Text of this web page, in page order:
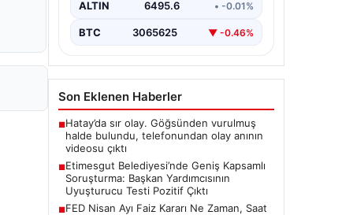
alan belediyeye yönelik yürütülen
aşamasında önemli…
ALTIN 6495.6 • -0.01%
BTC 3065625 ▼ -0.46%
Son Eklenen Haberler
■Hatay’da sır olay. Göğsünden vurulmuş
halde bulundu, telefonundan olay anının
videosu çıktı
■Etimesgut Belediyesi’nde Geniş Kapsamlı
Soruşturma: Başkan Yardımcısının
Uyuşturucu Testi Pozitif Çıktı
■FED Nisan Ayı Faiz Kararı Ne Zaman, Saat